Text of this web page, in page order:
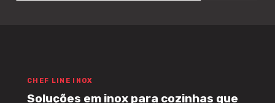
CHEF LINE INOX
Soluções em inox para cozinhas que